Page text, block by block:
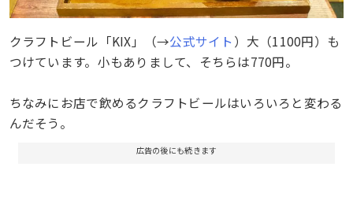
クラフトビール「KIX」（→公式サイト ）大（1100円）も
つけています。小もありまして、そちらは770円。
ちなみにお店で飲めるクラフトビールはいろいろと変わる
んだそう。
広告の後にも続きます